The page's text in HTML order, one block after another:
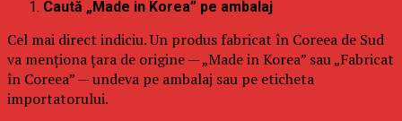
Caută „Made in Korea” pe ambalaj
Cel mai direct indiciu. Un produs fabricat în Coreea de Sud
va menționa țara de origine — „Made in Korea” sau „Fabricat
în Coreea” — undeva pe ambalaj sau pe eticheta
importatorului.